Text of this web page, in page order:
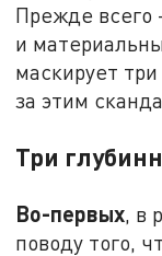
Прежде всего
и
маскирует
за этим
Три
Во-первых, в
поводу того,